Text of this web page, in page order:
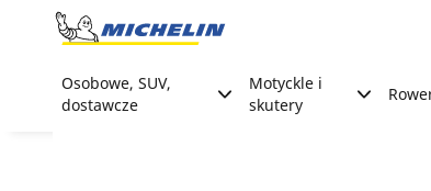
Go to page content
Osobowe, SUV,
dostawcze
Motyckle i
skutery